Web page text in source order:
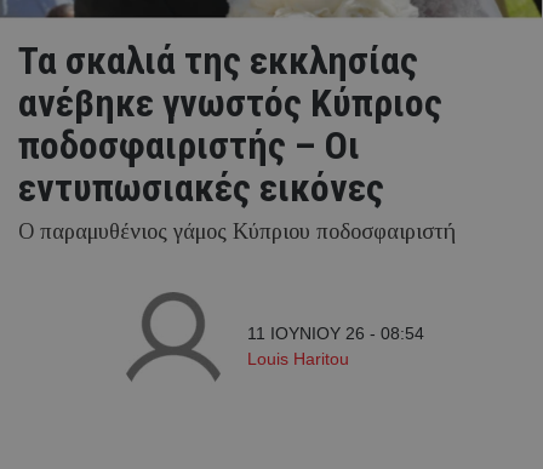
Τα σκαλιά της εκκλησίας
ανέβηκε γνωστός Κύπριος
ποδοσφαιριστής – Οι
εντυπωσιακές εικόνες
Ο παραμυθένιος γάμος Κύπριου ποδοσφαιριστή
11 ΙΟΥΝΙΟΥ 26 - 08:54
Louis Haritou